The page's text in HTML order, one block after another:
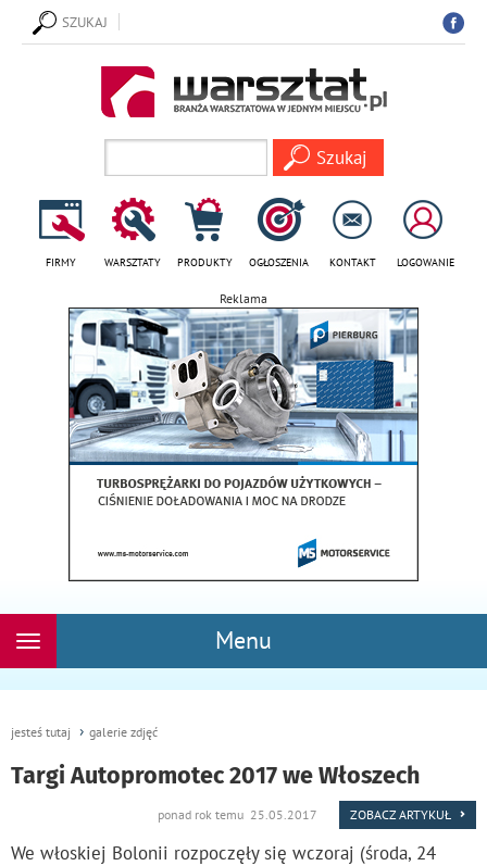
SZUKAJ
FIRMY WARSZTATY PRODUKTY OGŁOSZENIA KONTAKT LOGOWANIE
Reklama
Menu
Rozwiń
jesteś tutaj galerie zdjęć
Targi Autopromotec 2017 we Włoszech
ponad rok temu 25.05.2017 ZOBACZ ARTYKUŁ
We włoskiej Bolonii rozpoczęły się wczoraj (środa, 24